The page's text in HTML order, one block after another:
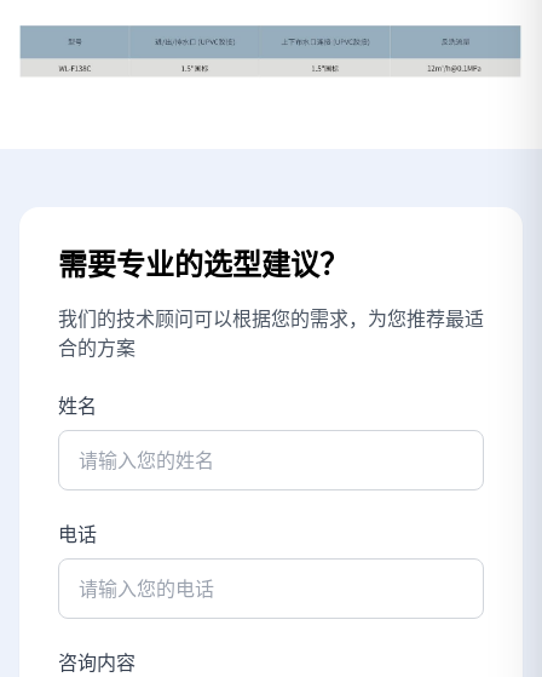
需要专业的选型建议？
我们的技术顾问可以根据您的需求，为您推荐最适
合的方案
姓名
电话
咨询内容